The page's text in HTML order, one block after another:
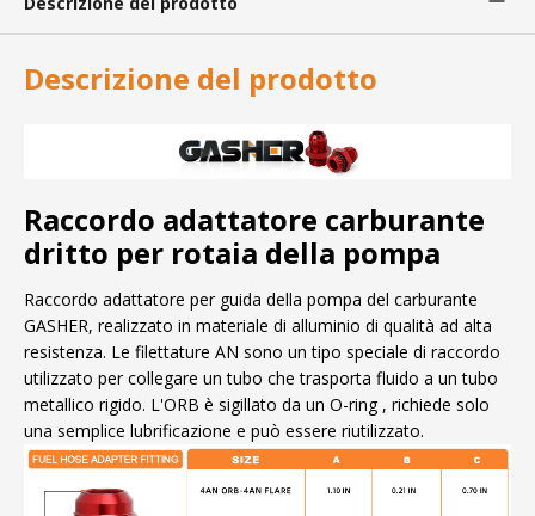
Descrizione del prodotto
Raccordo adattatore carburante
dritto per rotaia della pompa
Raccordo adattatore per guida della pompa del carburante
GASHER, realizzato in materiale di alluminio di qualità ad alta
resistenza. Le filettature AN sono un tipo speciale di raccordo
utilizzato per collegare un tubo che trasporta fluido a un tubo
metallico rigido. L'ORB è sigillato da un O-ring , richiede solo
una semplice lubrificazione e può essere riutilizzato.